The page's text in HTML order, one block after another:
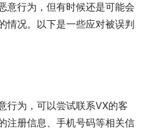
意行为，但有时候还是可能会
情况。以下是一些应对被误判
行为，可以尝试联系VX的客
注册信息、手机号码等相关信